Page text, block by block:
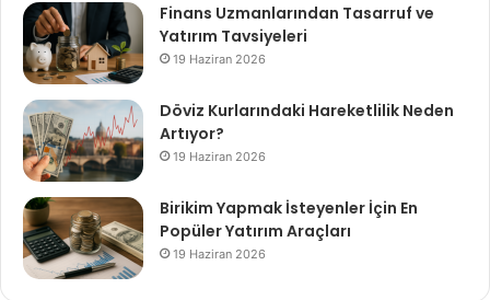
Finans Uzmanlarından Tasarruf ve
Yatırım Tavsiyeleri
19 Haziran 2026
Döviz Kurlarındaki Hareketlilik Neden
Artıyor?
19 Haziran 2026
Birikim Yapmak İsteyenler İçin En
Popüler Yatırım Araçları
19 Haziran 2026